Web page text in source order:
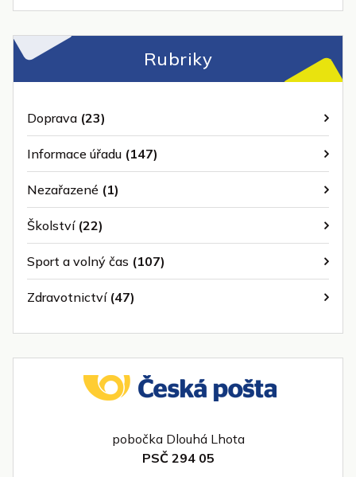
Rubriky
Doprava (23)
Informace úřadu (147)
Nezařazené (1)
Školství(22)
Sport a volný čas (107)
Zdravotnictví(47)
pobočka Dlouhá Lhota
PSČ 294 05